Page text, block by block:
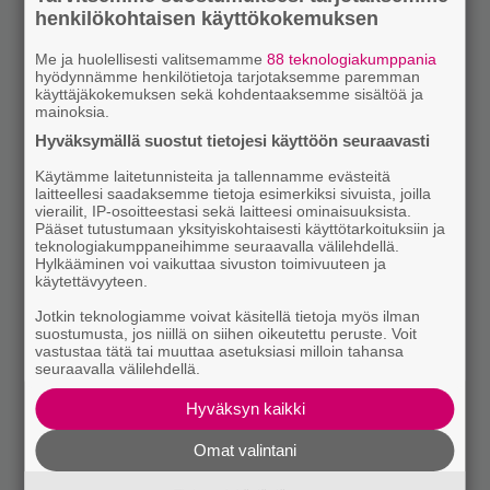
henkilökohtaisen käyttökokemuksen
Me ja huolellisesti valitsemamme88 teknologiakumppania
hyödynnämme henkilötietoja tarjotaksemme paremman
käyttäjäkokemuksen sekä kohdentaaksemme sisältöä ja
mainoksia.
Hyväksymällä suostut tietojesi käyttöön seuraavasti
Käytämme laitetunnisteita ja tallennamme evästeitä
laitteellesi saadaksemme tietoja esimerkiksi sivuista, joilla
vierailit, IP-osoitteestasi sekä laitteesi ominaisuuksista.
Pääset tutustumaan yksityiskohtaisesti käyttötarkoituksiin ja
teknologiakumppaneihimme seuraavalla välilehdellä.
Hylkääminen voi vaikuttaa sivuston toimivuuteen ja
käytettävyyteen.
Jotkin teknologiamme voivat käsitellä tietoja myös ilman
suostumusta, jos niillä on siihen oikeutettu peruste. Voit
vastustaa tätä tai muuttaa asetuksiasi milloin tahansa
seuraavalla välilehdellä.
Hyväksyn kaikki
Omat valintani